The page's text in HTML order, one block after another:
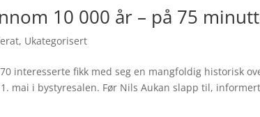
10 000 år – på 75
, Ukategorisert
interesserte fikk med seg en mangfoldig historisk
mai i bystyresalen. Før Nils Aukan slapp til,